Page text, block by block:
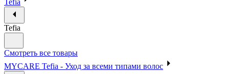
Tefia
Смотреть все товары
MYCARE Tefia - Уход за всеми типами волос